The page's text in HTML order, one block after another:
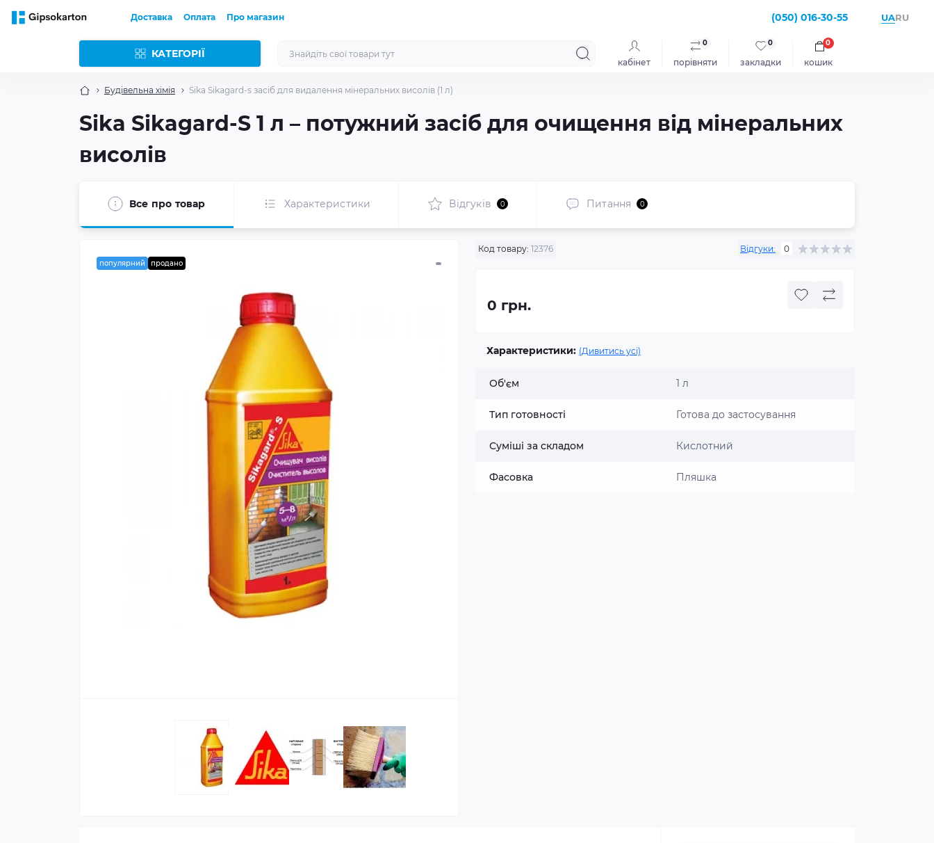
Доставка Оплата Про магазин (050) 016-30-55 UARU
КАТЕГОРІЇ
кабінет порівняти
0
закладки
0
кошик
0
Будівельна хімія Sika Sikagard-s засіб для видалення мінеральних висолів (1 л)
Sika Sikagard-S 1 л – потужний засіб для очищення від мінеральних
висолів
Все про товар Характеристики Відгуків 0 Питання 0
популярний продано
Код товару: 12376 Відгуки: 0
0 грн.
Характеристики: (Дивитись усі)
Об'єм 1 л
Тип готовності Готова до застосування
Суміші за складом Кислотний
Фасовка Пляшка